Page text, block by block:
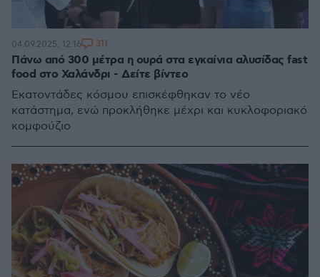
Πάνω από 300 μέτρα η ουρά στα εγκαίνια αλυσίδας fast
food στο Χαλάνδρι - Δείτε βίντεο
Εκατοντάδες κόσμου επισκέφθηκαν το νέο
κατάστημα, ενώ προκλήθηκε μέχρι και κυκλοφοριακό
κομφούζιο
04.09.2025, 12:16 311